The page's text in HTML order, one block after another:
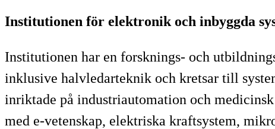
Institutionen för elektronik och inbyggda
Institutionen har en forsknings- och
inklusive halvledarteknik och kretsar till
inriktade på industriautomation och
med e-vetenskap, elektriska kraftsystem,